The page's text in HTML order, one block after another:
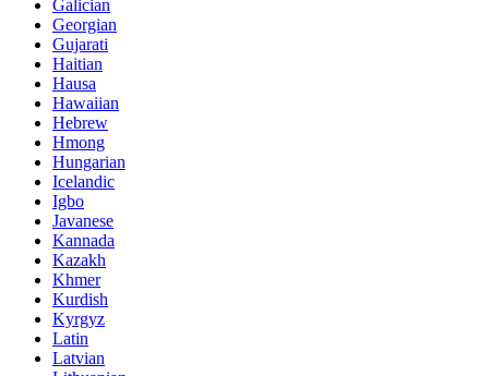
Galician
Georgian
Gujarati
Haitian
Hausa
Hawaiian
Hebrew
Hmong
Hungarian
Icelandic
Igbo
Javanese
Kannada
Kazakh
Khmer
Kurdish
Kyrgyz
Latin
Latvian